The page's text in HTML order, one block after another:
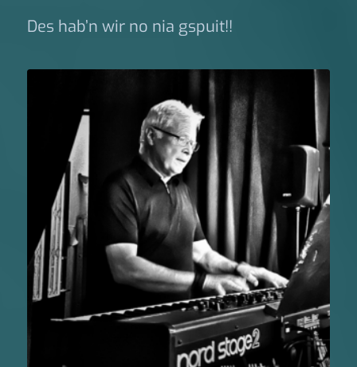
Des hab’n wir no nia gspuit!!